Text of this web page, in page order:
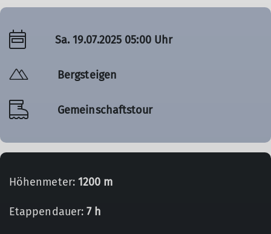
Sa. 19.07.2025 05:00 Uhr
Bergsteigen
Gemeinschaftstour
Höhenmeter: 1200 m
Etappendauer:7 h